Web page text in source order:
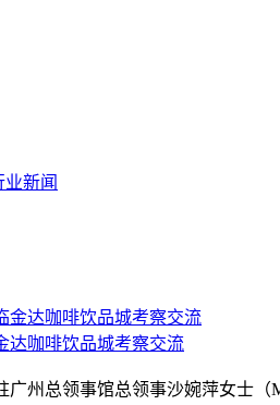
业新闻
达咖啡饮品城考察交流
州总领事馆总领事沙婉萍女士